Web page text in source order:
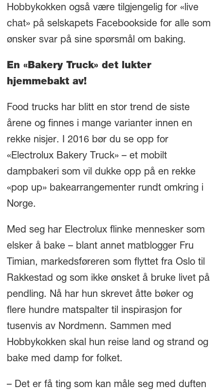
Hobbykokken også være tilgjengelig for «live
chat» på selskapets Facebookside for alle som
ønsker svar på sine spørsmål om baking.
En «Bakery Truck» det lukter
hjemmebakt av!
Food trucks har blitt en stor trend de siste
årene og finnes i mange varianter innen en
rekke nisjer. I 2016 bør du se opp for
«Electrolux Bakery Truck» – et mobilt
dampbakeri som vil dukke opp på en rekke
«pop up» bakearrangementer rundt omkring i
Norge.
Med seg har Electrolux flinke mennesker som
elsker å bake – blant annet matblogger Fru
Timian, markedsføreren som flyttet fra Oslo til
Rakkestad og som ikke ønsket å bruke livet på
pendling. Nå har hun skrevet åtte bøker og
flere hundre matspalter til inspirasjon for
tusenvis av Nordmenn. Sammen med
Hobbykokken skal hun reise land og strand og
bake med damp for folket.
– Det er få ting som kan måle seg med duften